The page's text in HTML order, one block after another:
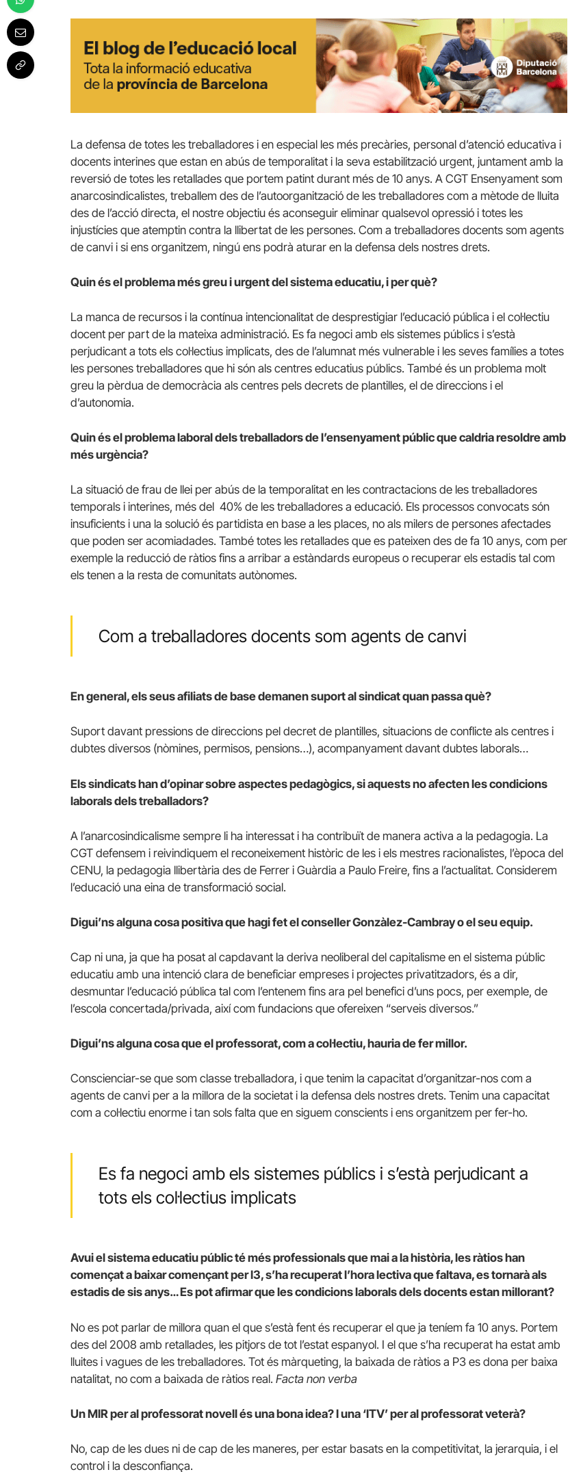
La defensa de totes les treballadores i en especial les més precàries, personal d’atenció educativa i
docents interines que estan en abús de temporalitat i la seva estabilització urgent, juntament amb la
reversió de totes les retallades que portem patint durant més de 10 anys. A CGT Ensenyament som
anarcosindicalistes, treballem des de l’autoorganització de les treballadores com a mètode de lluita
des de l’acció directa, el nostre objectiu és aconseguir eliminar qualsevol opressió i totes les
injustícies que atemptin contra la llibertat de les persones. Com a treballadores docents som agents
de canvi i si ens organitzem, ningú ens podrà aturar en la defensa dels nostres drets.
Quin és el problema més greu i urgent del sistema educatiu, i per què?
La manca de recursos i la contínua intencionalitat de desprestigiar l’educació pública i el col·lectiu
docent per part de la mateixa administració. Es fa negoci amb els sistemes públics i s’està
perjudicant a tots els col·lectius implicats, des de l’alumnat més vulnerable i les seves famílies a totes
les persones treballadores que hi són als centres educatius públics. També és un problema molt
greu la pèrdua de democràcia als centres pels decrets de plantilles, el de direccions i el
d’autonomia.
Quin és el problema laboral dels treballadors de l’ensenyament públic que caldria resoldre amb
més urgència?
La situació de frau de llei per abús de la temporalitat en les contractacions de les treballadores
temporals i interines, més del 40% de les treballadores a educació. Els processos convocats són
insuficients i una la solució és partidista en base a les places, no als milers de persones afectades
que poden ser acomiadades. També totes les retallades que es pateixen des de fa 10 anys, com per
exemple la reducció de ràtios fins a arribar a estàndards europeus o recuperar els estadis tal com
els tenen a la resta de comunitats autònomes.
Com a treballadores docents som agents de canvi
En general, els seus afiliats de base demanen suport al sindicat quan passa què?
Suport davant pressions de direccions pel decret de plantilles, situacions de conflicte als centres i
dubtes diversos (nòmines, permisos, pensions…), acompanyament davant dubtes laborals…
Els sindicats han d’opinar sobre aspectes pedagògics, si aquests no afecten les condicions
laborals dels treballadors?
A l’anarcosindicalisme sempre li ha interessat i ha contribuït de manera activa a la pedagogia. La
CGT defensem i reivindiquem el reconeixement històric de les i els mestres racionalistes, l’època del
CENU, la pedagogia llibertària des de Ferrer i Guàrdia a Paulo Freire, fins a l’actualitat. Considerem
l’educació una eina de transformació social.
Digui’ns alguna cosa positiva que hagi fet el conseller Gonzàlez-Cambray o el seu equip.
Cap ni una, ja que ha posat al capdavant la deriva neoliberal del capitalisme en el sistema públic
educatiu amb una intenció clara de beneficiar empreses i projectes privatitzadors, és a dir,
desmuntar l’educació pública tal com l’entenem fins ara pel benefici d’uns pocs, per exemple, de
l’escola concertada/privada, així com fundacions que ofereixen “serveis diversos.”
Digui’ns alguna cosa que el professorat, com a col·lectiu, hauria de fer millor.
Conscienciar-se que som classe treballadora, i que tenim la capacitat d’organitzar-nos com a
agents de canvi per a la millora de la societat i la defensa dels nostres drets. Tenim una capacitat
com a col·lectiu enorme i tan sols falta que en siguem conscients i ens organitzem per fer-ho.
Es fa negoci amb els sistemes públics i s’està perjudicant a
tots els col·lectius implicats
Avui el sistema educatiu públic té més professionals que mai a la història, les ràtios han
començat a baixar començant per I3, s’ha recuperat l’hora lectiva que faltava, es tornarà als
estadis de sis anys… Es pot afirmar que les condicions laborals dels docents estan millorant?
No es pot parlar de millora quan el que s’està fent és recuperar el que ja teníem fa 10 anys. Portem
des del 2008 amb retallades, les pitjors de tot l’estat espanyol. I el que s’ha recuperat ha estat amb
lluites i vagues de les treballadores. Tot és màrqueting, la baixada de ràtios a P3 es dona per baixa
natalitat, no com a baixada de ràtios real. Facta non verba
Un MIR per al professorat novell és una bona idea? I una ‘ITV’ per al professorat veterà?
No, cap de les dues ni de cap de les maneres, per estar basats en la competitivitat, la jerarquia, i el
control i la desconfiança.